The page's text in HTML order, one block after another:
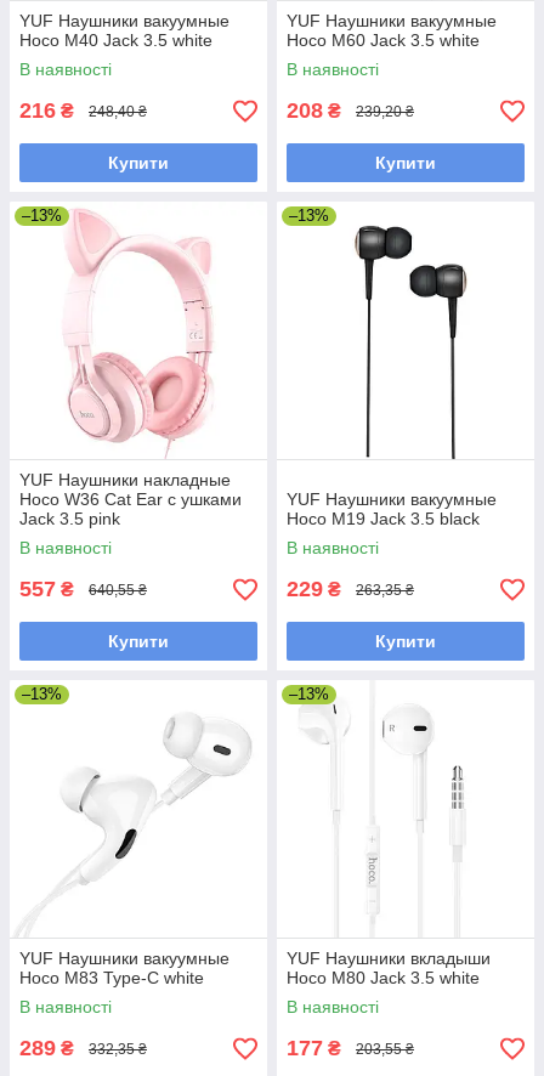
YUF Наушники вакуумные
Hoco M40 Jack 3.5 white
В наявності
216 ₴ 248,40 ₴
Купити
YUF Наушники вакуумные
Hoco M60 Jack 3.5 white
В наявності
208 ₴ 239,20 ₴
Купити
–13%
YUF Наушники накладные
Hoco W36 Cat Ear с ушками
Jack 3.5 pink
В наявності
557 ₴ 640,55 ₴
Купити
–13%
YUF Наушники вакуумные
Hoco M19 Jack 3.5 black
В наявності
229 ₴ 263,35 ₴
Купити
–13%
YUF Наушники вакуумные
Hoco M83 Type-C white
В наявності
289 ₴ 332,35 ₴
–13%
YUF Наушники вкладыши
Hoco M80 Jack 3.5 white
В наявності
177 ₴ 203,55 ₴